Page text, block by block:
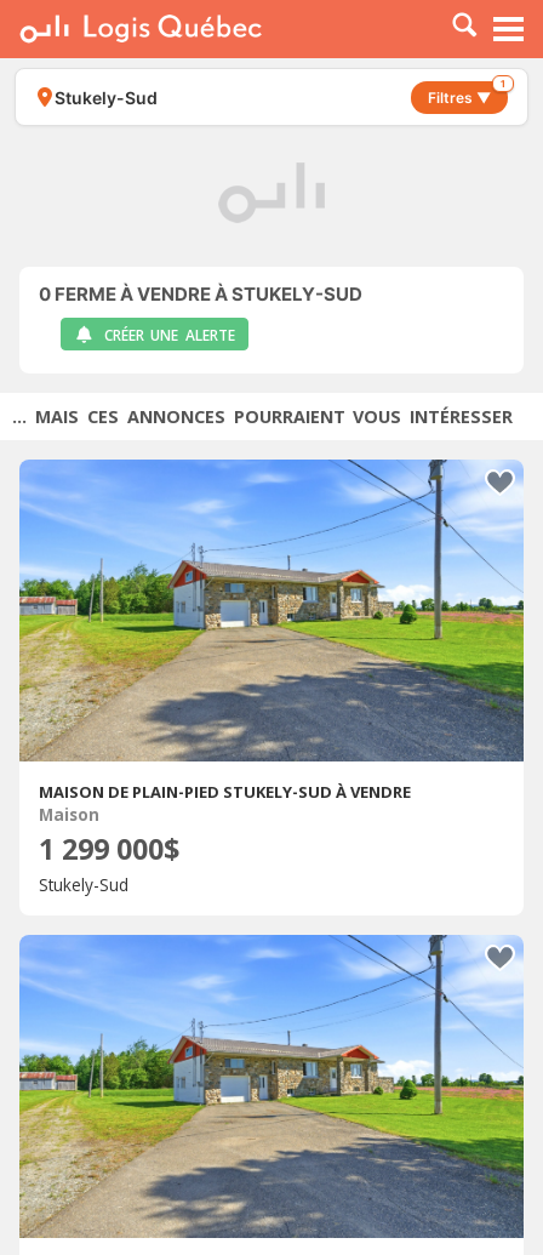
À LOUER
À VENDRE
PLACER UNE ANNONCE
Stukely-Sud Filtres ▼
1
0 FERME À VENDRE À STUKELY-SUD
CRÉER UNE ALERTE
... MAIS CES ANNONCES POURRAIENT VOUS INTÉRESSER
MAISON DE PLAIN-PIED STUKELY-SUD À VENDRE
Maison
1 299 000$
Stukely-Sud